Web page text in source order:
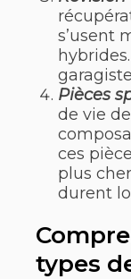
s’usent
Pièces
de vie
ces
plus
durent
types